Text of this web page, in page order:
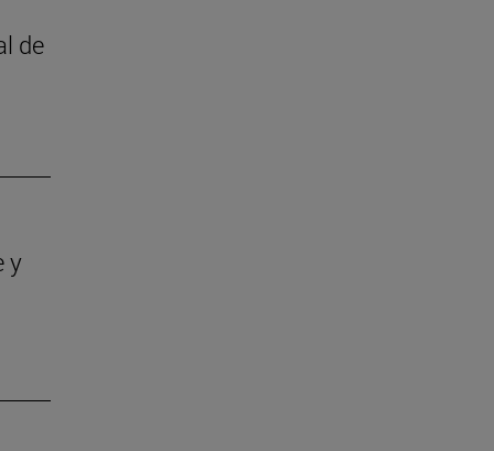
de
y